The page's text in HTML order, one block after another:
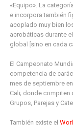
«Equipo». La categoría
e incorpora también
acoplado muy bien
acrobáticas durante
global [sino en cada
El Campeonato
competencia de
mes de septiembre
Cali; donde compiten
Grupos, Parejas y
También existe el